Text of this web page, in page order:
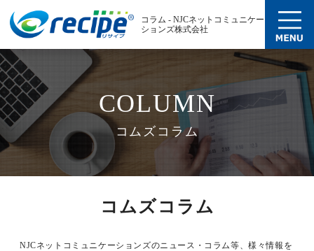
コラム - NJCネットコミュニケー
ションズ株式会社
COLUMN
コムズコラム
コムズコラム
NJCネットコミュニケーションズのニュース・コラム等、様々情報を